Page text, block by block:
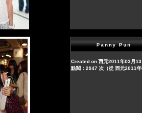
Panny Pun
Created on 西元2011年03月
點閱：2947 次（從 西元2011